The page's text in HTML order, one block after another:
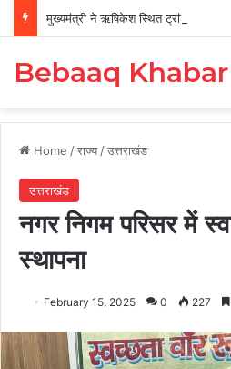
मुख्यमंत्री ने ऋषिकेश स्थित ट्रांजिट कैंप का
Bebaaq Khabar
Home /राज्य /उत्तराखंड
उत्तराखंड
नगर निगम परिसर में
स्थापना
February 15, 2025 0 227